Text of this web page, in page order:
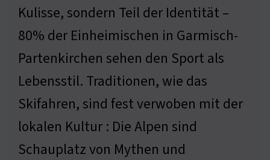
Kulisse, sondern Teil der Identität –
80% der Einheimischen in Garmisch-
Partenkirchen sehen den Sport als
Lebensstil. Traditionen, wie das
Skifahren, sind fest verwoben mit der
lokalen Kultur : Die Alpen sind
Schauplatz von Mythen und